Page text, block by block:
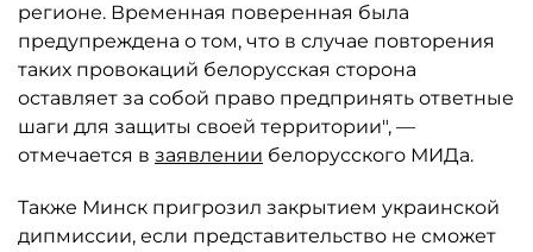
регионе. Временная поверенная была
предупреждена о том, что в случае повторения
таких провокаций белорусская сторона
оставляет за собой право предпринять ответные
шаги для защиты своей территории", —
отмечается в заявлении белорусского МИДа.
Также Минск пригрозил закрытием украинской
дипмиссии, если представительство не сможет